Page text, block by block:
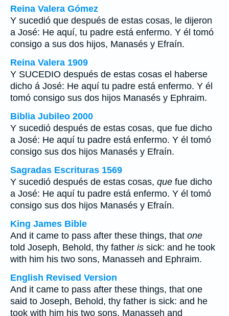
Reina Valera Gómez
Y sucedió que después de estas cosas, le dijeron
a José: He aquí, tu padre está enfermo. Y él tomó
consigo a sus dos hijos, Manasés y Efraín.
Reina Valera 1909
Y SUCEDIO después de estas cosas el haberse
dicho á José: He aquí tu padre está enfermo. Y él
tomó consigo sus dos hijos Manasés y Ephraim.
Biblia Jubileo 2000
Y sucedió después de estas cosas, que fue dicho
a José: He aquí tu padre está enfermo. Y él tomó
consigo sus dos hijos Manasés y Efraín.
Sagradas Escrituras 1569
Y sucedió después de estas cosas, que fue dicho
a José: He aquí tu padre está enfermo. Y él tomó
consigo sus dos hijos Manasés y Efraín.
King James Bible
And it came to pass after these things, that one
told Joseph, Behold, thy father is sick: and he took
with him his two sons, Manasseh and Ephraim.
English Revised Version
And it came to pass after these things, that one
said to Joseph, Behold, thy father is sick: and he
took with him his two sons, Manasseh and